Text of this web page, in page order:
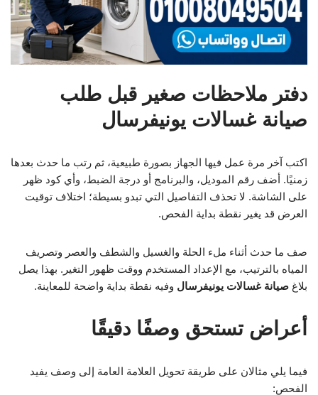
دفتر ملاحظات صغير قبل طلب
صيانة غسالات يونيفرسال
اكتب آخر مرة عمل فيها الجهاز بصورة طبيعية، ثم رتب ما حدث بعدها
زمنيًا. أضف رقم الموديل، والبرنامج أو درجة الضبط، وأي كود ظهر
على الشاشة. لا تحذف التفاصيل التي تبدو بسيطة؛ اختلاف توقيت
العرض قد يغير نقطة بداية الفحص.
صف ما حدث أثناء ملء الحلة والغسيل والشطف والعصر وتصريف
المياه بالترتيب، مع الإعداد المستخدم ووقت ظهور التغير. بهذا يصل
بلاغ صيانة غسالات يونيفرسال وفيه نقطة بداية واضحة للمعاينة.
أعراض تستحق وصفًا دقيقًا
فيما يلي مثالان على طريقة تحويل العلامة العامة إلى وصف يفيد
الفحص: